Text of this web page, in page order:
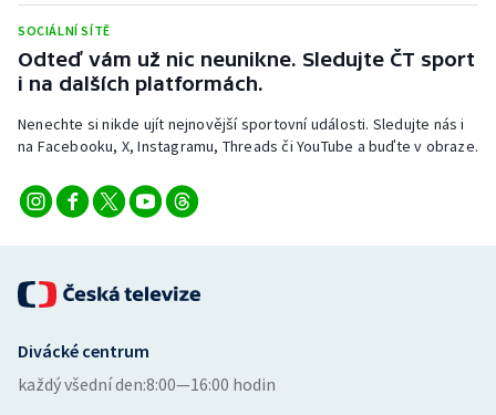
SOCIÁLNÍ SÍTĚ
Odteď vám už nic neunikne. Sledujte ČT sport
i na dalších platformách.
Nenechte si nikde ujít nejnovější sportovní události. Sledujte nás i
na Facebooku, X, Instagramu, Threads či YouTube a buďte v obraze.
Divácké centrum
každý všední den:8:00—16:00 hodin